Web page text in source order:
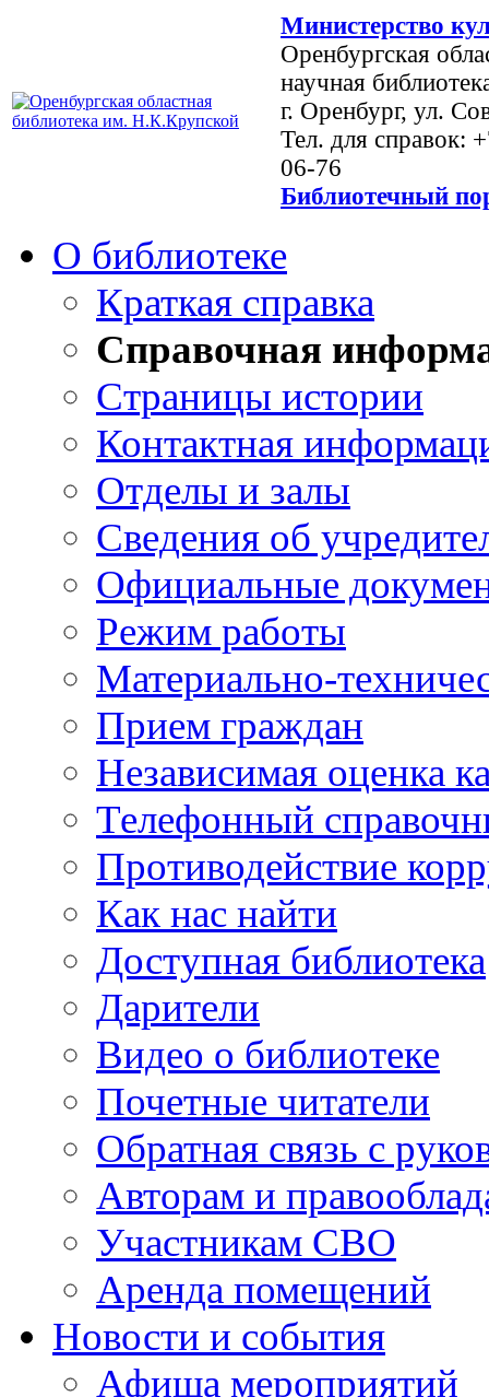
Министерство
Оренбургская
научная
г. Оренбург, ул.
Тел. для справок:
06-76
Библиотечный
О библиотеке
Краткая справка
Справочная
Страницы истории
Контактная
Отделы и залы
Сведения об
Официальные
Режим работы
Материально-
Прием граждан
Независимая оценка
Телефонный
Противодействие
Как нас найти
Доступная библиотека
Дарители
Видео о библиотеке
Почетные читатели
Обратная связь с
Авторам и
Участникам СВО
Аренда помещений
Новости и события
Афиша мероприятий